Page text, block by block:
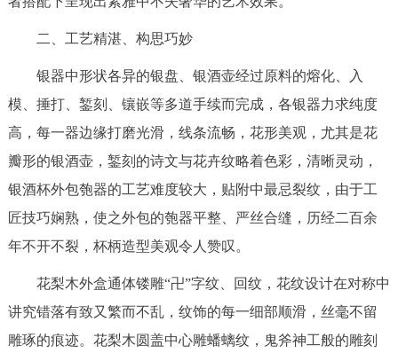
二、工艺精湛、构思巧妙
银器中形状各异的银盘、银酒壶经过原料的熔化、入
模、捶打、錾刻、镶嵌等多道手续而完成，各银器力求纯度
高，每一器边缘打磨光滑，线条流畅，花形美观，尤其是花
瓣形的银酒壶，錾刻的诗文与花卉纹略着色彩，清晰灵动，
银酒杯外包匏器的工艺难度较大，贴附中最忌裂纹，由于工
匠技巧娴熟，使之外包的匏器平整、严丝合缝，历经二百余
年不开不裂，杯柄造型美观令人赞叹。
花梨木外盒通体镂雕“卍”字纹、回纹，花纹设计在对称中
讲究错落有致又繁而不乱，纹饰的每一细部顺滑，丝毫不留
雕琢的痕迹。花梨木圆盖中心雕蟠螭纹，鬼斧神工般的雕刻